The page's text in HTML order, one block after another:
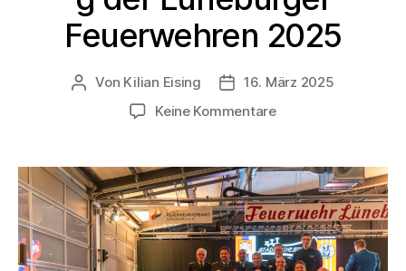
Feuerwehren 2025
Von Kilian Eising
16. März 2025
Keine Kommentare